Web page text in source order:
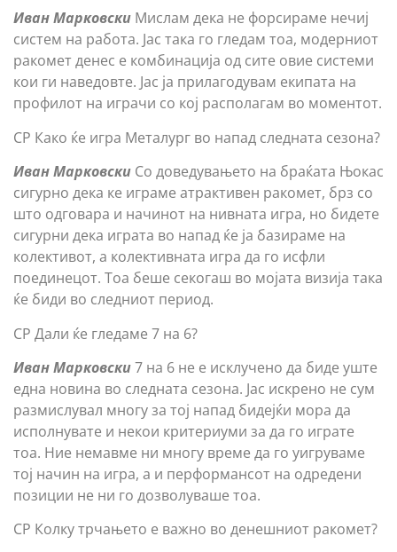
Иван Марковски Мислам дека не форсираме нечиј
систем на работа. Јас така го гледам тоа, модерниот
ракомет денес е комбинација од сите овие системи
кои ги наведовте. Јас ја прилагодувам екипата на
профилот на играчи со кој располагам во моментот.
СР Како ќе игра Металург во напад следната сезона?
Иван Марковски Со доведувањето на браќата Њокас
сигурно дека ке играме атрактивен ракомет, брз со
што одговара и начинот на нивната игра, но бидете
сигурни дека играта во напад ќе ја базираме на
колективот, а колективната игра да го исфли
поединецот. Тоа беше секогаш во мојата визија така
ќе биди во следниот период.
СР Дали ќе гледаме 7 на 6?
Иван Марковски7 на 6 не е исклучено да биде уште
една новина во следната сезона. Јас искрено не сум
размислувал многу за тој напад бидејќи мора да
исполнувате и некои критериуми за да го играте
тоа. Ние немавме ни многу време да го уигруваме
тој начин на игра, а и перформансот на одредени
позиции не ни го дозволуваше тоа.
СР Колку трчањето е важно во денешниот ракомет?